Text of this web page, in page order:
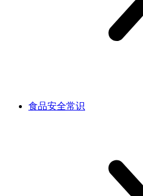
食品安全常识